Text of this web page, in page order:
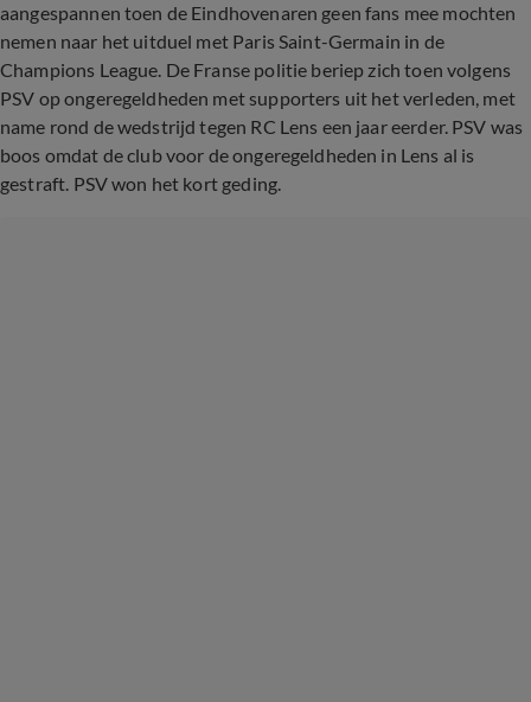
aangespannen toen de Eindhovenaren geen fans mee mochten
nemen naar het uitduel met Paris Saint-Germain in de
Champions League. De Franse politie beriep zich toen volgens
PSV op ongeregeldheden met supporters uit het verleden, met
name rond de wedstrijd tegen RC Lens een jaar eerder. PSV was
boos omdat de club voor de ongeregeldheden in Lens al is
gestraft. PSV won het kort geding.